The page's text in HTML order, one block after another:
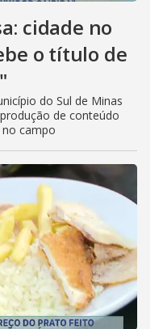
cidade no
o título de
do Sul de Minas
de conteúdo
campo